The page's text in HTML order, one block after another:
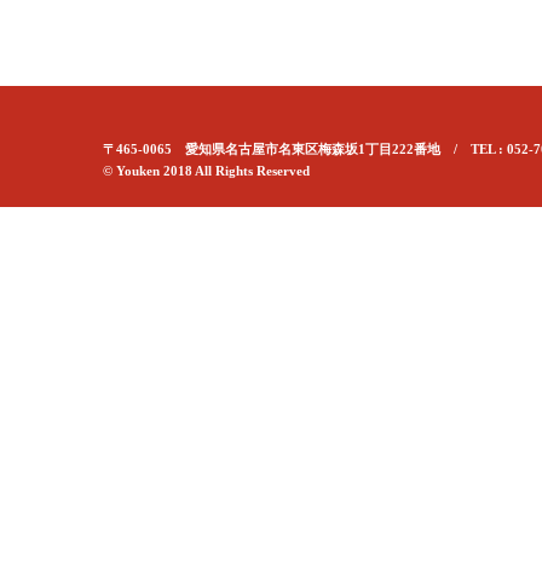
〒465-0065 愛知県名古屋市名東区梅森坂1丁目222番地 / TEL : 052-
© Youken 2018 All Rights Reserved